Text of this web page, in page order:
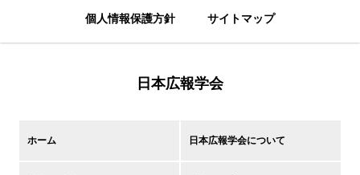
個人情報保護方針 サイトマップ
日本広報学会
ホーム 日本広報学会について